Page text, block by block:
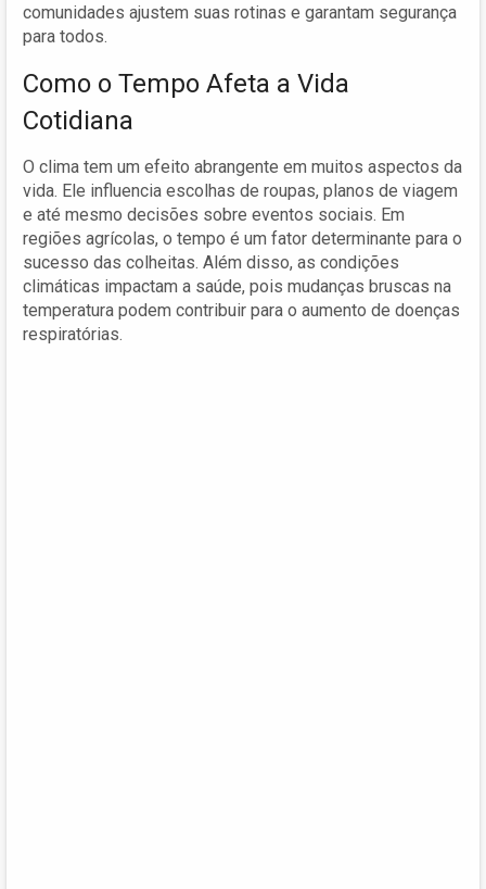
comunidades ajustem suas rotinas e garantam segurança
para todos.
Como o Tempo Afeta a Vida
Cotidiana
O clima tem um efeito abrangente em muitos aspectos da
vida. Ele influencia escolhas de roupas, planos de viagem
e até mesmo decisões sobre eventos sociais. Em
regiões agrícolas, o tempo é um fator determinante para o
sucesso das colheitas. Além disso, as condições
climáticas impactam a saúde, pois mudanças bruscas na
temperatura podem contribuir para o aumento de doenças
respiratórias.